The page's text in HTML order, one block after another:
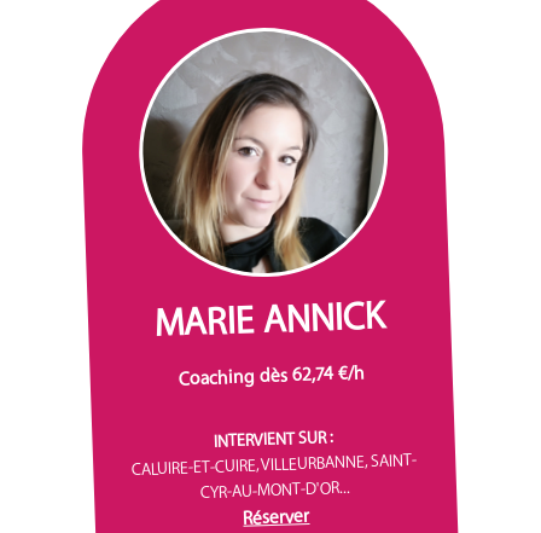
MARIE ANNICK
Coaching dès 62,74 €/h
INTERVIENT SUR :
CALUIRE-ET-CUIRE, VILLEURBANNE, SAINT-
CYR-AU-MONT-D'OR...
Réserver